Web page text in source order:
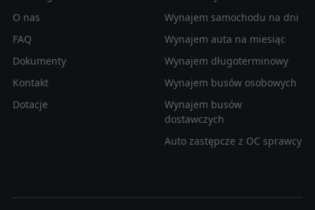
O nas
FAQ
Dokumenty
Kontakt
Dotacje
Wynajem samochodu na dni
Wynajem auta na miesiąc
Wynajem długoterminowy
Wynajem busów osobowych
Wynajem busów
dostawczych
Auto zastępcze z OC sprawcy